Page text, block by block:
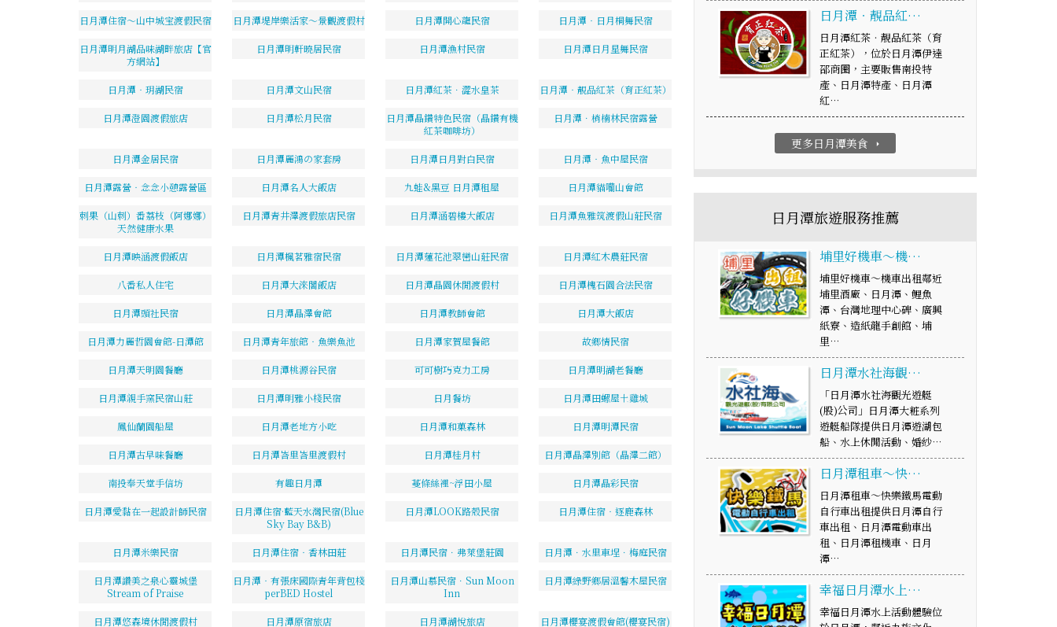
日月潭住宿～山中城宝渡假民宿 日月潭堤岸樂活家～景觀渡假村 日月潭開心龍民宿 日月潭‧日月桐舞民宿
日月潭明月湖品味湖畔旅店【官
方網站】
日月潭明軒曉居民宿 日月潭漁村民宿 日月潭日月星舞民宿
日月潭‧玥湖民宿 日月潭文山民宿 日月潭紅茶．澀水皇茶 日月潭‧靚品紅茶（育正紅茶）
日月潭澄園渡假旅店 日月潭松月民宿
日月潭晶鑽特色民宿（晶鑽有機
紅茶咖啡坊）
日月潭．梢楠林民宿露營
日月潭金居民宿 日月潭麗鴻の家套房 日月潭日月對白民宿 日月潭‧魚中屋民宿
日月潭露營‧念念小憩露營區 日月潭名人大飯店 九蛙&黑豆 日月潭租屋 日月潭貓囒山會館
刺果（山刺）番荔枝（阿娜娜）
天然健康水果
日月潭青井澤渡假旅店民宿 日月潭涵碧樓大飯店 日月潭魚雅筑渡假山莊民宿
日月潭映涵渡假飯店 日月潭楓茗雅宿民宿 日月潭蓮花池翠巒山莊民宿 日月潭紅木農莊民宿
八番私人住宅 日月潭大淶閣飯店 日月潭晶園休閒渡假村 日月潭槐石園合法民宿
日月潭頭社民宿 日月潭晶澤會館 日月潭教師會館 日月潭大飯店
日月潭力麗哲園會館-日潭館 日月潭青年旅館‧魚樂魚池 日月潭家賀屋餐館 故鄉情民宿
日月潭天明園餐廳 日月潭桃源谷民宿 可可樹巧克力工房 日月潭明湖老餐廳
日月潭親手窯民宿山莊 日月潭明雅小棧民宿 日月餐坊 日月潭田螺屋土雞城
鳳仙蘭園船屋 日月潭老地方小吃 日月潭和菓森林 日月潭明潭民宿
日月潭古早味餐廳 日月潭峇里峇里渡假村 日月潭桂月村 日月潭晶澤別館（晶澤二館）
南投奉天堂手信坊 有趣日月潭 蔓條絲裡~浮田小屋 日月潭晶彩民宿
日月潭愛黏在一起設計師民宿
日月潭住宿·藍天水灣民宿(Blue
Sky Bay B&B)
日月潭LOOK路殼民宿 日月潭住宿‧逐鹿森林
日月潭米樂民宿 日月潭住宿‧香林田莊 日月潭民宿．弗萊堡莊園 日月潭．水里車埕．梅庭民宿
日月潭讚美之泉心靈城堡
Stream of Praise
日月潭‧有張床國際青年背包棧
perBED Hostel
日月潭山慕民宿．Sun Moon
Inn
日月潭綠野鄉居溫馨木屋民宿
日月潭悠森境休閒渡假村 日月潭原宿旅店 日月潭湖悅旅店 日月潭櫻宴渡假會館(櫻宴民宿)
日月潭‧靚品紅…
日月潭紅茶‧靚品紅茶（育
正紅茶），位於日月潭伊達
邵商圈，主要販售南投特
產、日月潭特產、日月潭
紅…
更多日月潭美食 arrow_right
日月潭旅遊服務推薦
埔里好機車～機…
埔里好機車～機車出租鄰近
埔里酒廠、日月潭、鯉魚
潭、台灣地理中心碑、廣興
紙寮、造紙龍手創館、埔
里…
日月潭水社海觀…
「日月潭水社海觀光遊艇
(股)公司」日月潭大粧系列
遊艇船隊提供日月潭遊湖包
船、水上休閒活動、婚紗…
日月潭租車～快…
日月潭租車～快樂鐵馬電動
自行車出租提供日月潭自行
車出租、日月潭電動車出
租、日月潭租機車、日月
潭…
幸福日月潭水上…
幸福日月潭水上活動體驗位